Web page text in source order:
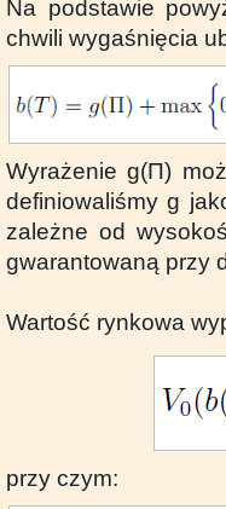
Na podstawie
chwili wygaśnięcia
Wyrażenie g(Π)
definiowaliśmy g
zależne od
gwarantowaną przy
Wartość rynkowa
przy czym: